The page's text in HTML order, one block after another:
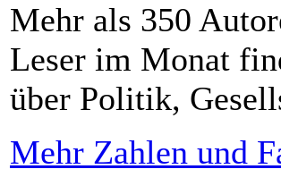
Mehr als 350
Leser im Monat
über Politik,
Mehr Zahlen und